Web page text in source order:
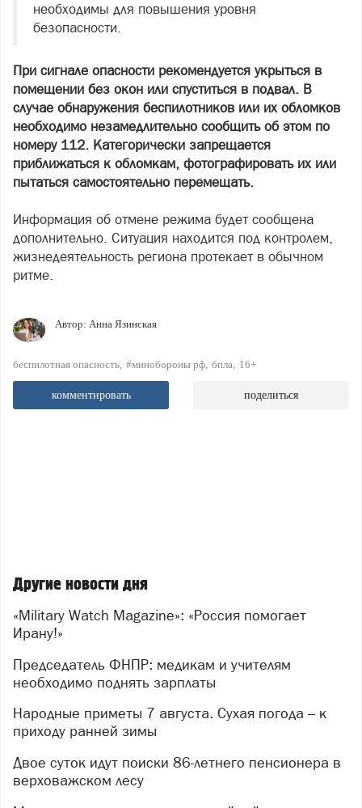
необходимы для повышения уровня
безопасности.
При сигнале опасности рекомендуется укрыться в
помещении без окон или спуститься в подвал. В
случае обнаружения беспилотников или их обломков
необходимо незамедлительно сообщить об этом по
номеру 112. Категорически запрещается
приближаться к обломкам, фотографировать их или
пытаться самостоятельно перемещать.
Информация об отмене режима будет сообщена
дополнительно. Ситуация находится под контролем,
жизнедеятельность региона протекает в обычном
ритме.
Автор: Анна Язинская
беспилотная опасность #минобороны рф бпла 16+
комментировать поделиться
Другие новости дня
«Military Watch Magazine»: «Россия помогает
Ирану!»
Председатель ФНПР: медикам и учителям
необходимо поднять зарплаты
Народные приметы 7 августа. Сухая погода – к
приходу ранней зимы
Двое суток идут поиски 86-летнего пенсионера в
верховажском лесу